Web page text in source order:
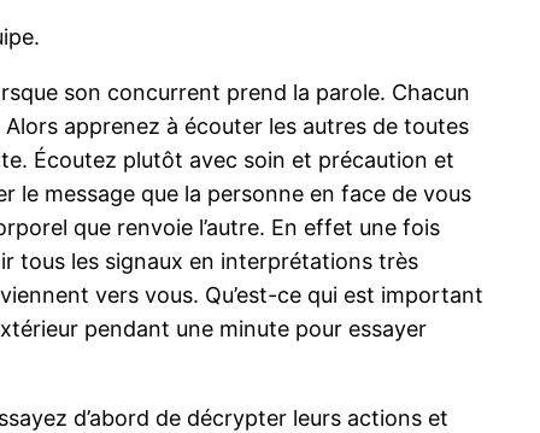
son concurrent prend la parole. Chacun
apprenez à écouter les autres de toutes
Écoutez plutôt avec soin et précaution et
message que la personne en face de vous
que renvoie l’autre. En effet une fois
tous les signaux en interprétations très
vers vous. Qu’est-ce qui est important
pendant une minute pour essayer
d’abord de décrypter leurs actions et